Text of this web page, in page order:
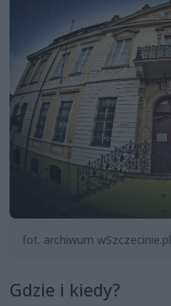
fot. archiwum wSzczecinie.pl
Gdzie i kiedy?